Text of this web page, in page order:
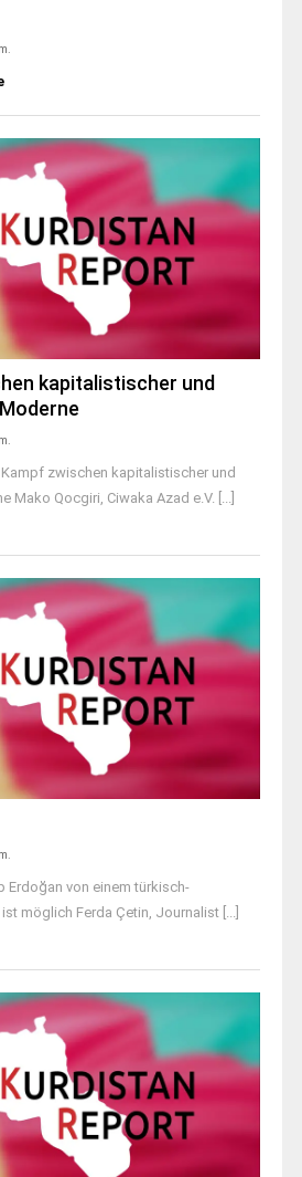
kapitalistischer und
zwischen kapitalistischer und
Mako Qocgiri, Ciwaka Azad e.V. [...]
Erdoğan von einem türkisch-
möglich Ferda Çetin, Journalist [...]